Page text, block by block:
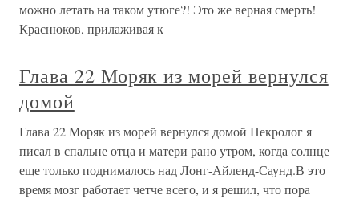
можно летать на таком утюге?! Это же верная смерть!
Краснюков, прилаживая к
Глава 22 Моряк из морей вернулся
домой
Глава 22 Моряк из морей вернулся домой Некролог я
писал в спальне отца и матери рано утром, когда солнце
еще только поднималось над Лонг-Айленд-Саунд.В это
время мозг работает четче всего, и я решил, что пора